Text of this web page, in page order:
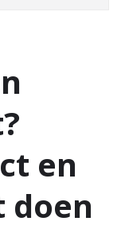
en